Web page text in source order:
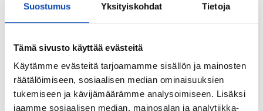
Suostumus Yksityiskohdat Tietoja
Tämä sivusto käyttää evästeitä
Käytämme evästeitä tarjoamamme sisällön ja mainosten
räätälöimiseen, sosiaalisen median ominaisuuksien
tukemiseen ja kävijämäärämme analysoimiseen. Lisäksi
jaamme sosiaalisen median, mainosalan ja analytiikka-
Kattotyyppi:
Katemateriaali:
Pelti
Lämmitysjärjestelmä: